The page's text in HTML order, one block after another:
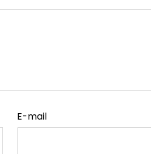
E-mail